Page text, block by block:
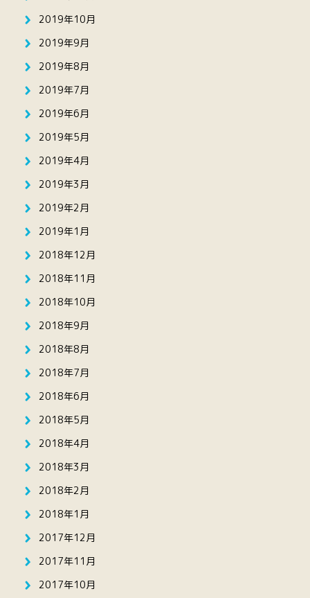
2019年10月
2019年9月
2019年8月
2019年7月
2019年6月
2019年5月
2019年4月
2019年3月
2019年2月
2019年1月
2018年12月
2018年11月
2018年10月
2018年9月
2018年8月
2018年7月
2018年6月
2018年5月
2018年4月
2018年3月
2018年2月
2018年1月
2017年12月
2017年11月
2017年10月